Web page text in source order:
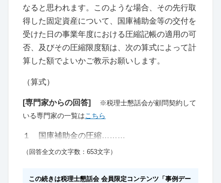
なると思われます。このような場合、その先行取
得した固定資産について、国庫補助金等の交付を
受けた日の事業年度における圧縮記帳の適用の可
否、及びその圧縮限度額は、次の算式によって計
算した額でよいかご教示お願いします。
（算式）
[専門家からの回答]
※税理士懇話会が顧問契約して
いる専門家の一覧はこちら
１ 国庫補助金の圧縮………
（回答全文の文字数：653文字）
この続きは税理士懇話会 会員限定コンテンツ「事例デー